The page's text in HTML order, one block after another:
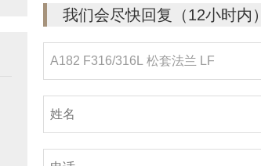
我们会尽快回复（12小时内）